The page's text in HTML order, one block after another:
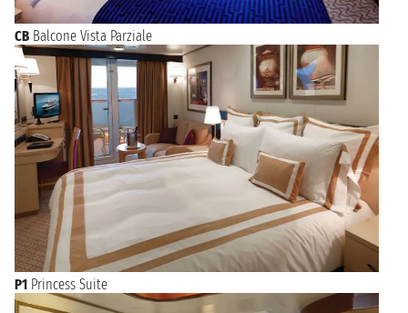
CB Balcone Vista Parziale
P1 Princess Suite